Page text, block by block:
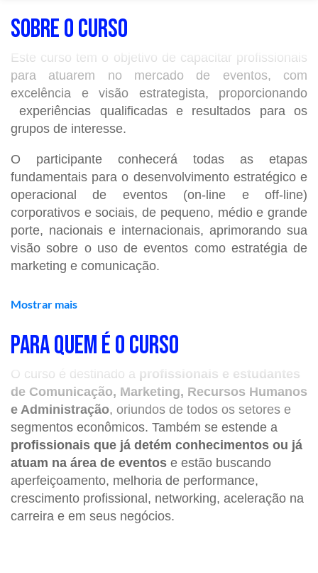
SOBRE O CURSO
Este curso tem o objetivo de capacitar profissionais
para atuarem no mercado de eventos, com
excelência e visão estrategista, proporcionando
experiências qualificadas e resultados para os
grupos de interesse.
O participante conhecerá todas as etapas
fundamentais para o desenvolvimento estratégico e
operacional de eventos (on-line e off-line)
corporativos e sociais, de pequeno, médio e grande
porte, nacionais e internacionais, aprimorando sua
visão sobre o uso de eventos como estratégia de
marketing e comunicação.
📌 Data:17 e 24 de outubro
📌 Horário:9h às 17h.
📌 Local:Curso online com aula ao vivo na
plataforma.
O QUE VOCÊ APRENDERÁ
✅ Módulo 1 – Contextualização introdutória de
Mostrar mais
PARA QUEM É O CURSO
O curso é destinado a profissionais e estudantes
de Comunicação, Marketing, Recursos Humanos
e Administração, oriundos de todos os setores e
segmentos econômicos. Também se estende a
profissionais que já detém conhecimentos ou já
atuam na área de eventos e estão buscando
aperfeiçoamento, melhoria de performance,
crescimento profissional, networking, aceleração na
carreira e em seus negócios.